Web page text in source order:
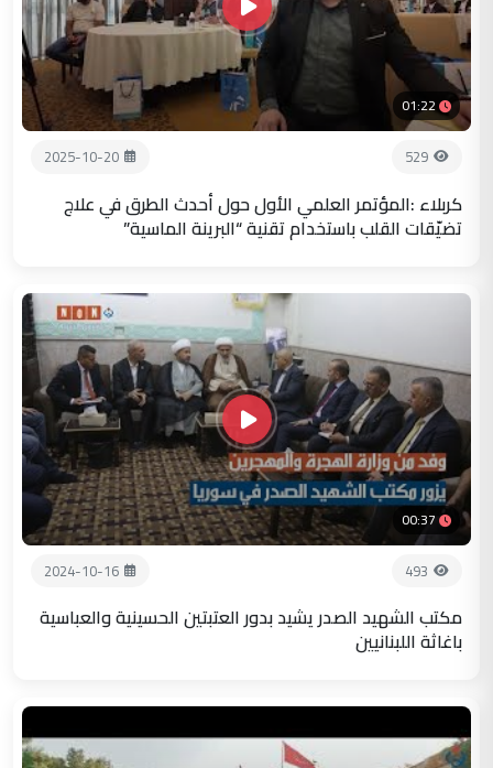
01:22
529
2025-10-20
كربلاء :المؤتمر العلمي الأول حول أحدث الطرق في علاج
تضيّقات القلب باستخدام تقنية “البرينة الماسية”
00:37
493
2024-10-16
مكتب الشهيد الصدر يشيد بدور العتبتين الحسينية والعباسية
باغاثة اللبنانيين